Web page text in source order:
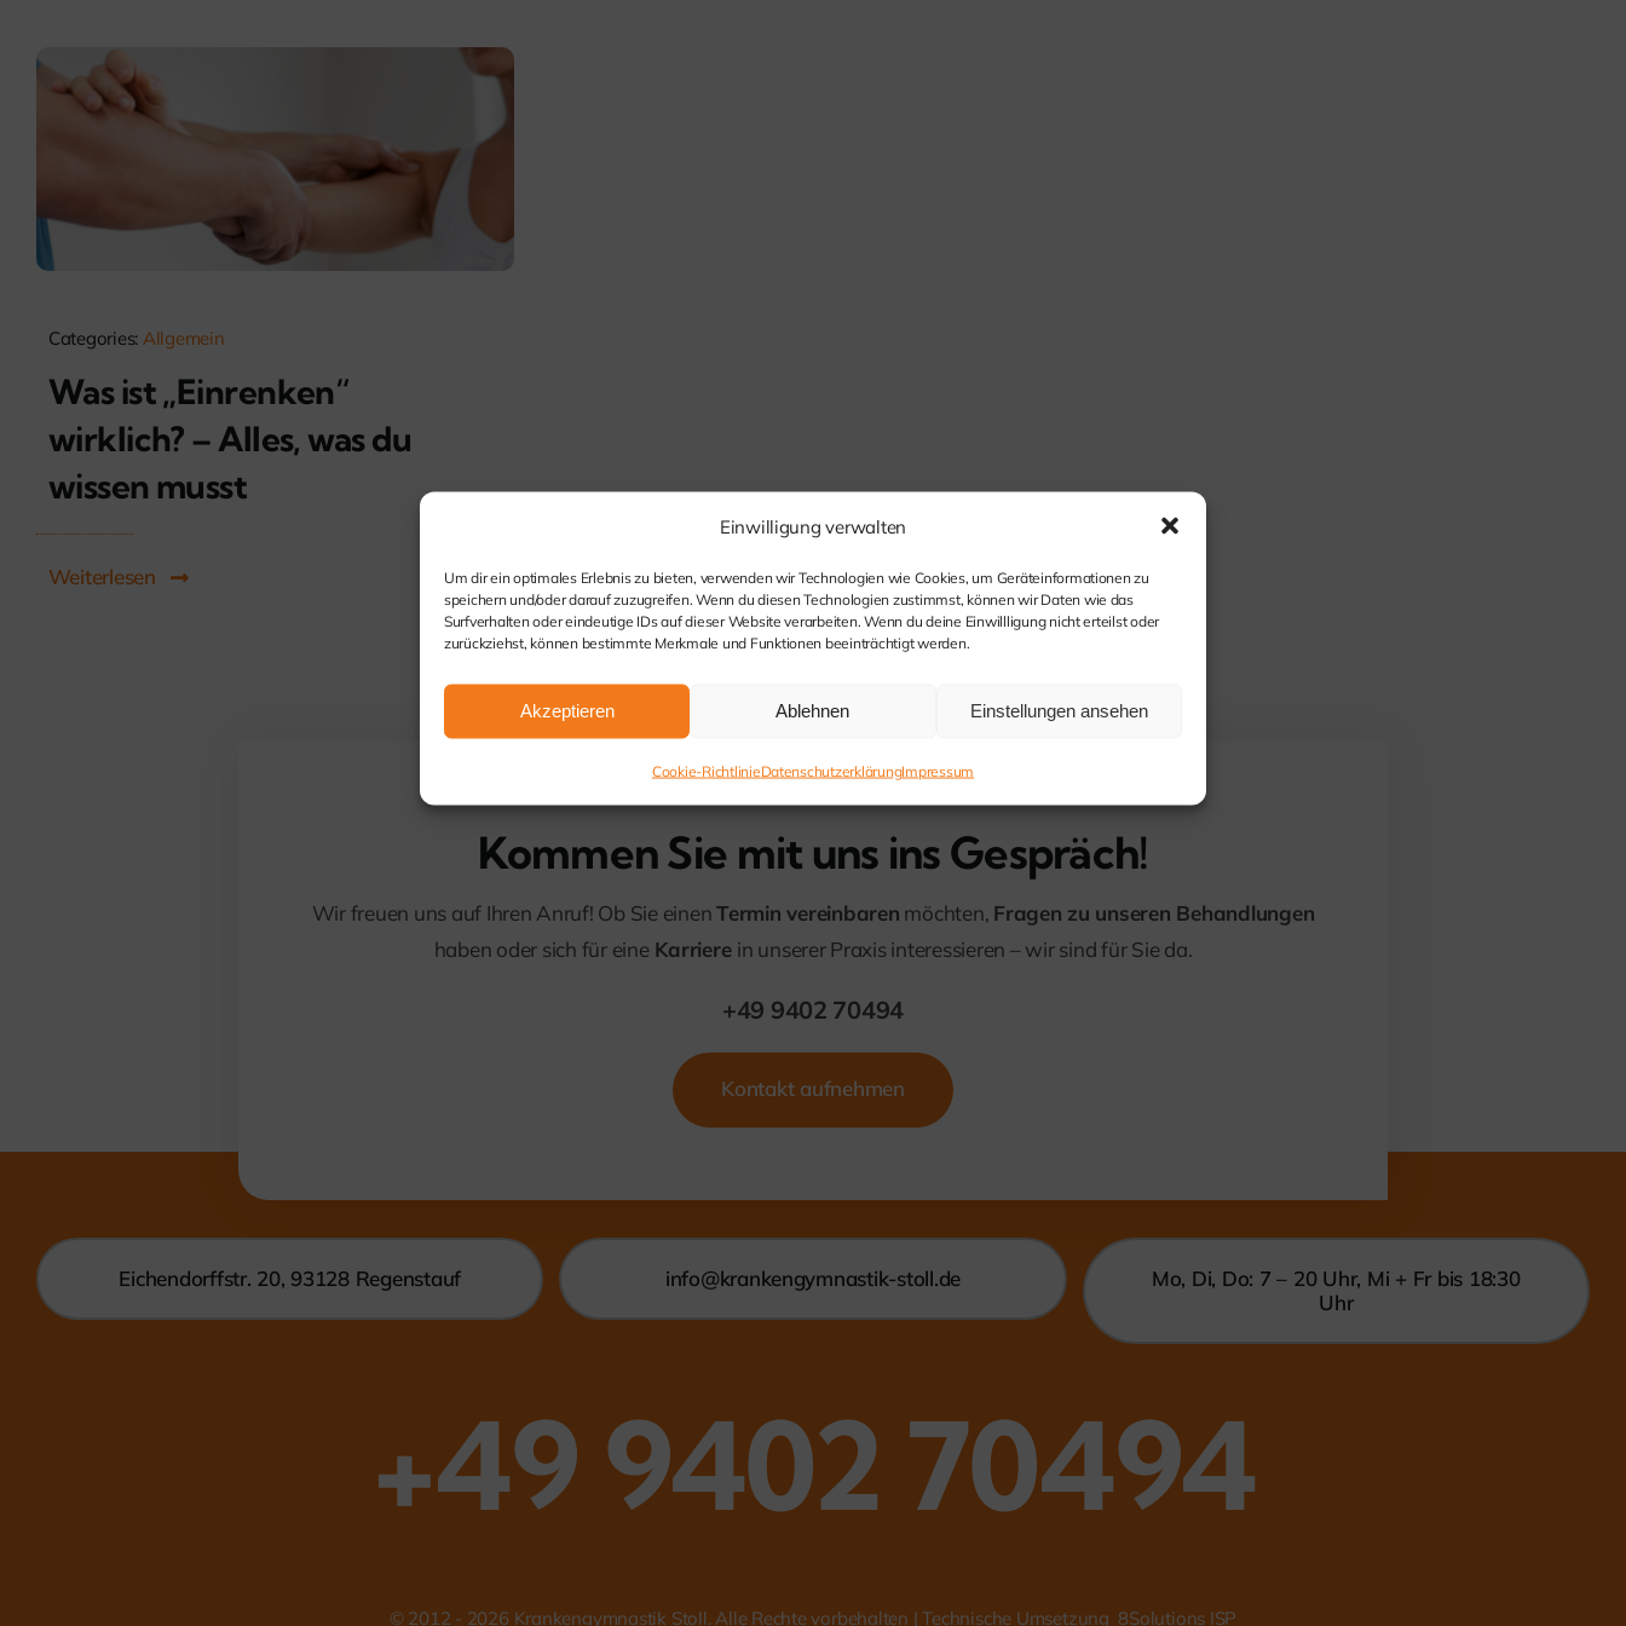
Einwilligung verwalten
Um dir ein optimales Erlebnis zu bieten, verwenden wir Technologien wie Cookies, um Geräteinformationen zu
speichern und/oder darauf zuzugreifen. Wenn du diesen Technologien zustimmst, können wir Daten wie das
Surfverhalten oder eindeutige IDs auf dieser Website verarbeiten. Wenn du deine Einwillligung nicht erteilst oder
zurückziehst, können bestimmte Merkmale und Funktionen beeinträchtigt werden.
Akzeptieren Ablehnen Einstellungen ansehen
Cookie-RichtlinieDatenschutzerklärungImpressum
Categories: Allgemein
Was ist „Einrenken“
wirklich? – Alles, was du
wissen musst
Weiterlesen
Kommen Sie mit uns ins Gespräch!
Wir freuen uns auf Ihren Anruf! Ob Sie einenTermin vereinbaren möchten, Fragen zu unseren Behandlungen
haben oder sich für eine Karriere in unserer Praxis interessieren – wir sind für Sie da.
+49 9402 70494
Kontakt aufnehmen
Eichendorffstr. 20, 93128 Regenstauf info@krankengymnastik-stoll.de
Mo, Di, Do: 7 – 20 Uhr, Mi + Fr bis 18:30
Uhr
+49 9402 70494
© 2012 - 2026 Krankengymnastik Stoll. Alle Rechte vorbehalten | Technische Umsetzung 8Solutions ISP